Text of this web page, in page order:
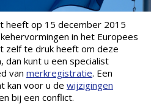
heeft op 15 december 2015
in het Europees
zelf te druk heeft om deze
dan kunt u een specialist
van merkregistratie. Een
kan voor u de wijzigingen
bij een conflict.